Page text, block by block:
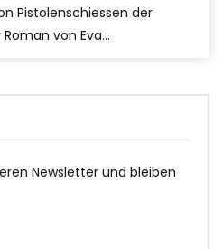
Pistolenschiessen der
von Eva...
Newsletter und bleiben